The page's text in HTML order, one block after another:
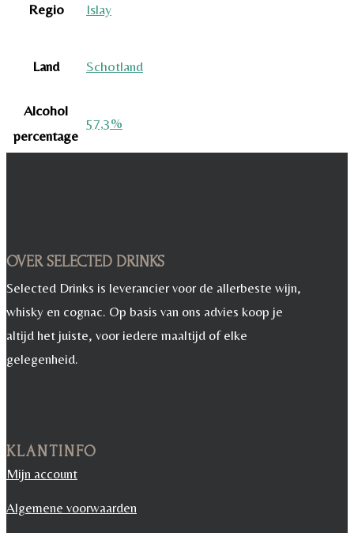
Regio Islay
Land Schotland
Alcohol
percentage
57,3%
OVER SELECTED DRINKS
Selected Drinks is leverancier voor de allerbeste wijn,
whisky en cognac. Op basis van ons advies koop je
altijd het juiste, voor iedere maaltijd of elke
gelegenheid.
KLANTINFO
Mijn account
Algemene voorwaarden